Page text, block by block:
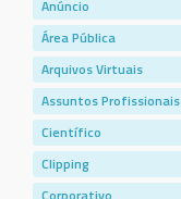
Anúncio
Área Pública
Arquivos Virtuais
Assuntos Profissionais
Científico
Clipping
Corporativo